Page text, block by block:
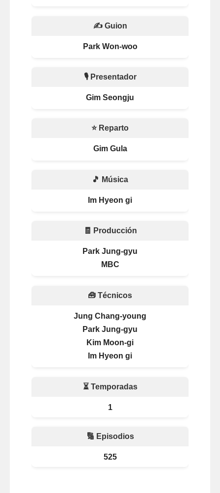
✍️ Guion
Park Won-woo
🎙️ Presentador
Gim Seongju
⭐ Reparto
Gim Gula
🎵 Música
Im Hyeon gi
🧾 Producción
Park Jung-gyu
MBC
🧰 Técnicos
Jung Chang-young
Park Jung-gyu
Kim Moon-gi
Im Hyeon gi
⏳ Temporadas
1
🔢 Episodios
525